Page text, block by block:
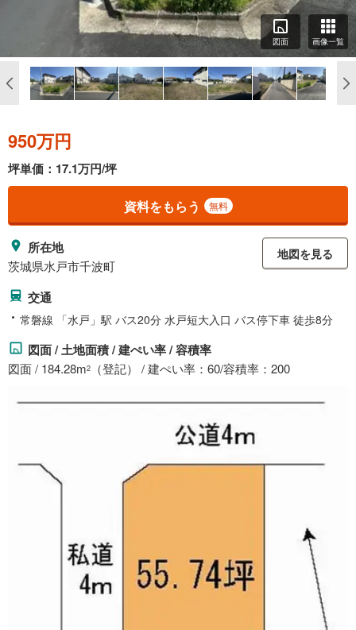
図面 画像一覧
950万円
坪単価：17.1万円/坪
資料をもらう 無料
所在地
茨城県水戸市千波町
地図を見る
交通
常磐線 「水戸」駅 バス20分 水戸短大入口 バス停下車 徒歩8分
図面 / 土地面積 / 建ぺい率 / 容積率
図面 / 184.28m2 （登記） / 建ぺい率：60/容積率：200